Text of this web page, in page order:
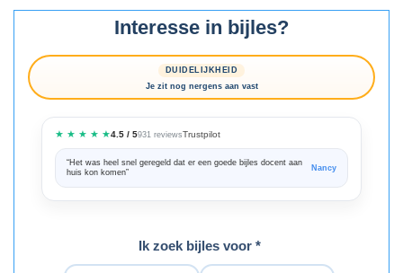
Interesse in bijles?
DUIDELIJKHEID
Je zit nog nergens aan vast
★ ★ ★ ★ ★4.5 / 5931 reviewsTrustpilot
“Het was heel snel geregeld dat er een goede bijles docent aan
huis kon komen”
Nancy
Ik zoek bijles voor *